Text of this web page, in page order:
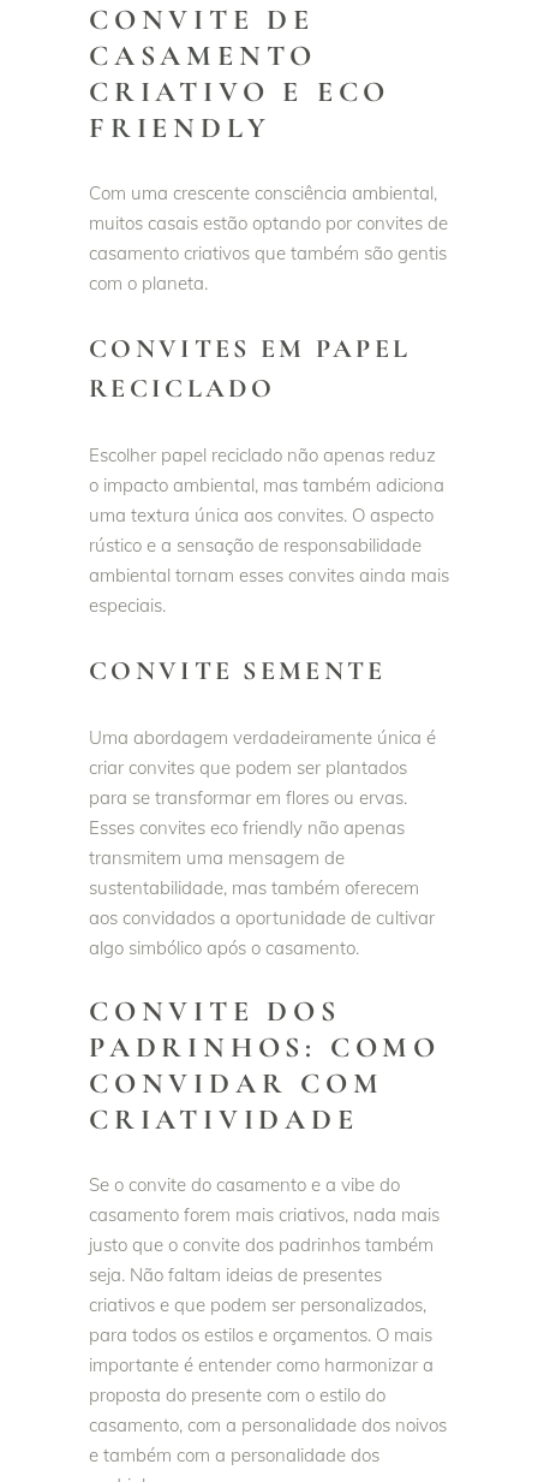
CONVITE DE
CASAMENTO
CRIATIVO E ECO
FRIENDLY
Com uma crescente consciência ambiental,
muitos casais estão optando por convites de
casamento criativos que também são gentis
com o planeta.
CONVITES EM PAPEL
RECICLADO
Escolher papel reciclado não apenas reduz
o impacto ambiental, mas também adiciona
uma textura única aos convites. O aspecto
rústico e a sensação de responsabilidade
ambiental tornam esses convites ainda mais
especiais.
CONVITE SEMENTE
Uma abordagem verdadeiramente única é
criar convites que podem ser plantados
para se transformar em flores ou ervas.
Esses convites eco friendly não apenas
transmitem uma mensagem de
sustentabilidade, mas também oferecem
aos convidados a oportunidade de cultivar
algo simbólico após o casamento.
CONVITE DOS
PADRINHOS: COMO
CONVIDAR COM
CRIATIVIDADE
Se o convite do casamento e a vibe do
casamento forem mais criativos, nada mais
justo que o convite dos padrinhos também
seja. Não faltam ideias de presentes
criativos e que podem ser personalizados,
para todos os estilos e orçamentos. O mais
importante é entender como harmonizar a
proposta do presente com o estilo do
casamento, com a personalidade dos noivos
e também com a personalidade dos